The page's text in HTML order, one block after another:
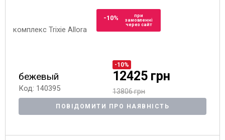
-10%
при
замовленні
через сайт
бежевый
Код: 140395
-10%
12425 грн
13806 грн
ПОВІДОМИТИ ПРО НАЯВНІСТЬ